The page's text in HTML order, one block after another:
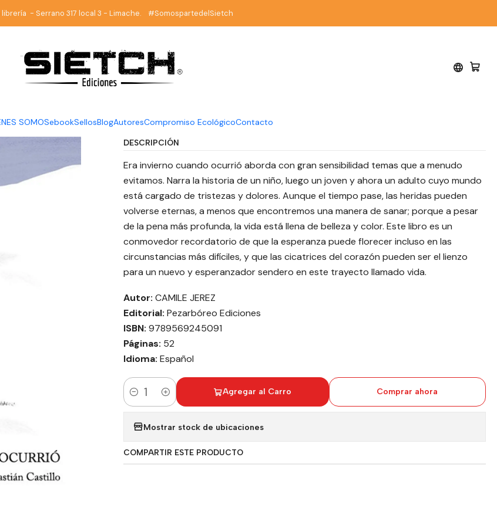
SOMOSebookSellosBlogAutoresCompromiso EcológicoContacto
librería - Serrano 317 local 3 - Limache. #SomospartedelSietch
Era invierno cuando ocurrió - CAMILE JEREZ - Pezarbóreo Ediciones
|
Era invierno cuando ocurrió -
CAMILE JEREZ - Pezarbóreo
Ediciones
DESCRIPCIÓN
Era invierno cuando ocurrió aborda con gran sensibilidad temas que a menudo
evitamos. Narra la historia de un niño, luego un joven y ahora un adulto cuyo mundo
está cargado de tristezas y dolores. Aunque el tiempo pase, las heridas pueden
volverse eternas, a menos que encontremos una manera de sanar; porque a pesar
de la pena más profunda, la vida está llena de belleza y color. Este libro es un
conmovedor recordatorio de que la esperanza puede florecer incluso en las
circunstancias más difíciles, y que las cicatrices del corazón pueden ser el lienzo
para un nuevo y esperanzador sendero en este trayecto llamado vida.
Autor: CAMILE JEREZ
Editorial: Pezarbóreo Ediciones
ISBN: 9789569245091
Páginas: 52
Idioma: Español
Cantidad
Agregar al Carro Comprar ahora
Mostrar stock de ubicaciones
COMPARTIR ESTE PRODUCTO